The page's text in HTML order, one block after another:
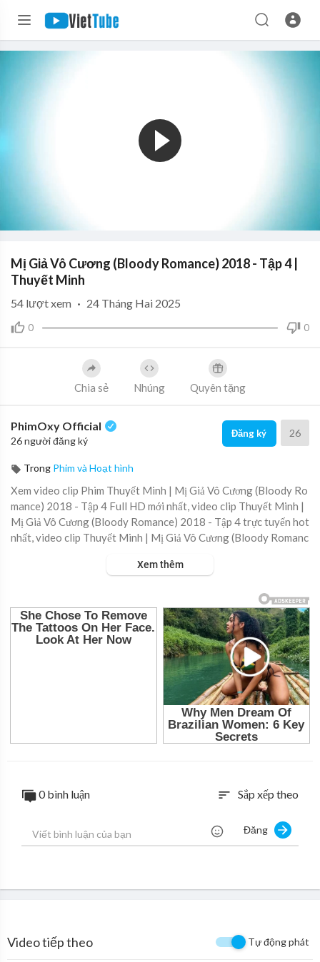
Mị Giả Vô Cương (Bloody Romance) 2018 - Tập 4 |
Thuyết Minh
0 0
54 lượt xem · 24 Tháng Hai 2025
Chia sẻ Nhúng Quyên tặng
PhimOxy Official
26 người đăng ký
Đăng ký 26
Trong Phim và Hoạt hình
Xem video clip Phim Thuyết Minh | Mị Giả Vô Cương (Bloody Ro
mance) 2018 - Tập 4 Full HD mới nhất, video clip Thuyết Minh |
Mị Giả Vô Cương (Bloody Romance) 2018 - Tập 4 trực tuyến hot
nhất, video clip Thuyết Minh | Mị Giả Vô Cương (Bloody Romanc
Xem thêm
0 bình luận sort Sắp xếp theo
Đăng
Video tiếp theo Tự động phát